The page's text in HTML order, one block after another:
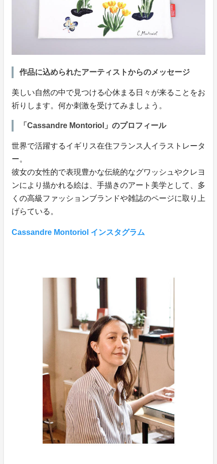
作品に込められたアーティストからのメッセージ
美しい自然の中で見つける心休まる日々が来ることをお
祈りします。何か刺激を受けてみましょう。
「Cassandre Montoriol」のプロフィール
世界で活躍するイギリス在住フランス人イラストレータ
ー。
彼女の女性的で表現豊かな伝統的なグワッシュやクレヨ
ンにより描かれる絵は、手描きのアート美学として、多
くの高級ファッションブランドや雑誌のページに取り上
げらている。
Cassandre Montoriol インスタグラム